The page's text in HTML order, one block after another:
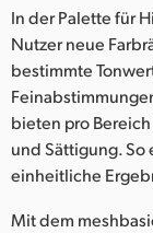
In der Palette für
Nutzer neue
bestimmte
bieten pro
und Sättigung.
einheitliche
Mit dem